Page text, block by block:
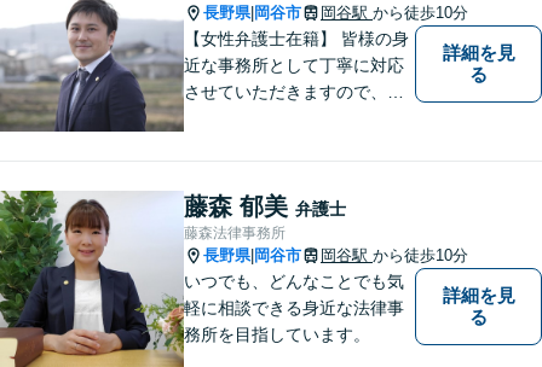
長野県| 岡谷市 岡谷駅 から徒歩10分
【女性弁護士在籍】 皆様の身
近な事務所として丁寧に対応
させていただきますので、お
詳細を見
る
藤森 郁美 弁護士
藤森法律事務所
長野県| 岡谷市 岡谷駅 から徒歩10分
いつでも、どんなことでも気
軽に相談できる身近な法律事
務所を目指しています。
詳細を見
る